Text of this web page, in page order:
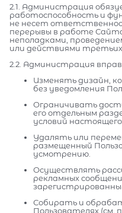
2.1. Администрация
работоспособность и
не несет
перерывы в работе
неполадками,
или действиями третьих
2.2. Администрация
Изменять дизайн,
без уведомления
Ограничивать
его отдельным
условий
Удалять или
размещенный
усмотрению.
Осуществлять
рекламных
Собирать и
Пользователях (см. п.